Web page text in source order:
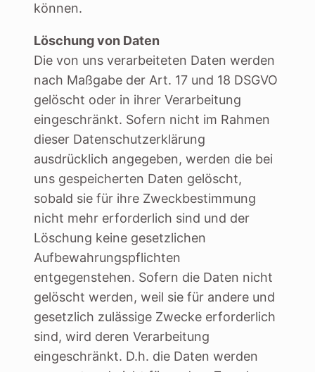
können.
Löschung von Daten
Die von uns verarbeiteten Daten werden
nach Maßgabe der Art. 17 und 18 DSGVO
gelöscht oder in ihrer Verarbeitung
eingeschränkt. Sofern nicht im Rahmen
dieser Datenschutzerklärung
ausdrücklich angegeben, werden die bei
uns gespeicherten Daten gelöscht,
sobald sie für ihre Zweckbestimmung
nicht mehr erforderlich sind und der
Löschung keine gesetzlichen
Aufbewahrungspflichten
entgegenstehen. Sofern die Daten nicht
gelöscht werden, weil sie für andere und
gesetzlich zulässige Zwecke erforderlich
sind, wird deren Verarbeitung
eingeschränkt. D.h. die Daten werden